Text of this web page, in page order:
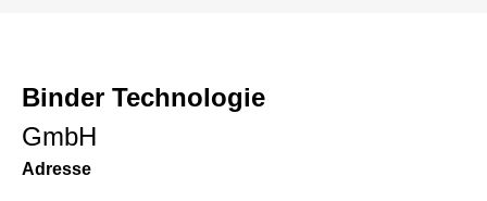
Binder Technologie
GmbH
Adresse